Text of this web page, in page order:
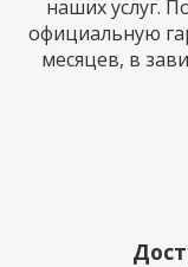
наших услуг.
официальную
месяцев, в